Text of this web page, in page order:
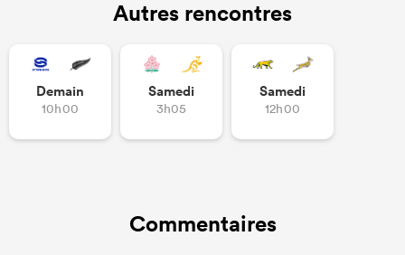
Autres rencontres
Demain
10h00
Samedi
3h05
Samedi
12h00
Commentaires